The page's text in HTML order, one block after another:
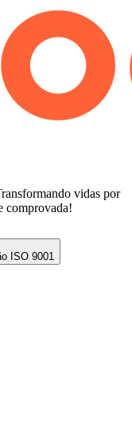
vidas por
comprovada!
ISO 9001